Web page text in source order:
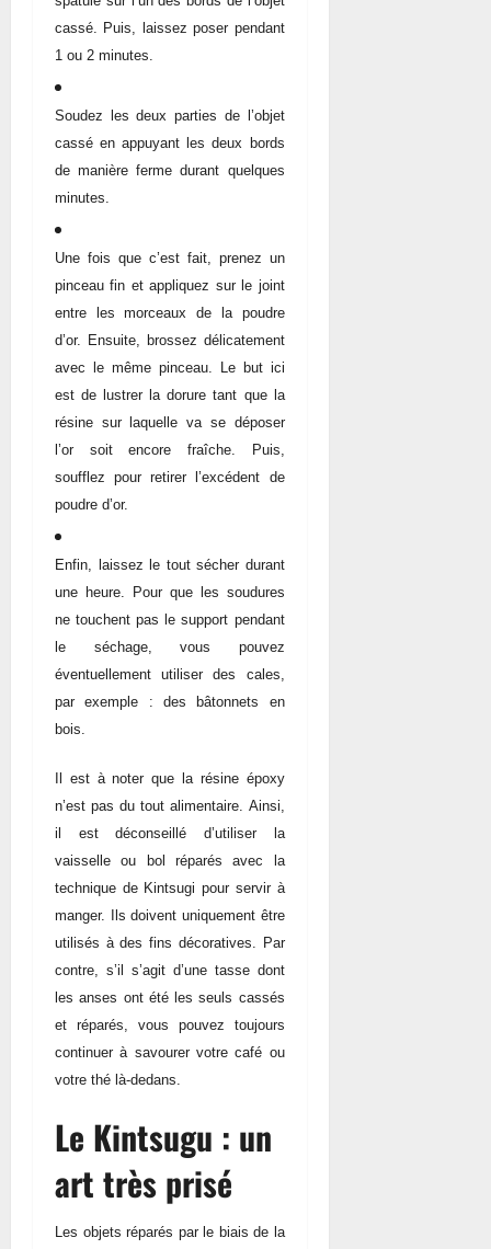
cassé. Puis, laissez poser pendant
1 ou 2 minutes.
Soudez les deux parties de l’objet
cassé en appuyant les deux bords
de manière ferme durant quelques
minutes.
Une fois que c’est fait, prenez un
pinceau fin et appliquez sur le joint
entre les morceaux de la poudre
d’or. Ensuite, brossez délicatement
avec le même pinceau. Le but ici
est de lustrer la dorure tant que la
résine sur laquelle va se déposer
l’or soit encore fraîche. Puis,
soufflez pour retirer l’excédent de
poudre d’or.
Enfin, laissez le tout sécher durant
une heure. Pour que les soudures
ne touchent pas le support pendant
le séchage, vous pouvez
éventuellement utiliser des cales,
par exemple : des bâtonnets en
bois.
Il est à noter que la résine époxy
n’est pas du tout alimentaire. Ainsi,
il est déconseillé d’utiliser la
vaisselle ou bol réparés avec la
technique de Kintsugi pour servir à
manger. Ils doivent uniquement être
utilisés à des fins décoratives. Par
contre, s’il s’agit d’une tasse dont
les anses ont été les seuls cassés
et réparés, vous pouvez toujours
continuer à savourer votre café ou
votre thé là-dedans.
Le Kintsugu : un
art très prisé
Les objets réparés par le biais de la